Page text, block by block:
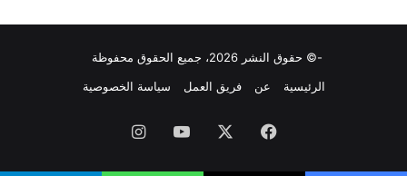
-© حقوق النشر 2026، جميع الحقوق محفوظة
الرئيسية
عن فريق العمل سياسة الخصوصية
فيسبوك يوتيوبانستقرام